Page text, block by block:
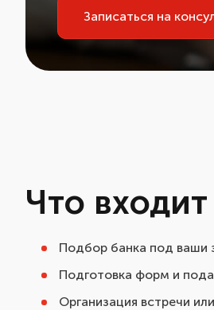
Записаться на
Что входит
Подбор банка под ваши
Подготовка форм и
Организация встречи